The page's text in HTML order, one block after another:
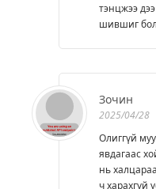
тэнцжээ
шившиг
Зочин
2025/04/28
Олиггүй
явдагаас
нь
ч харахгүй